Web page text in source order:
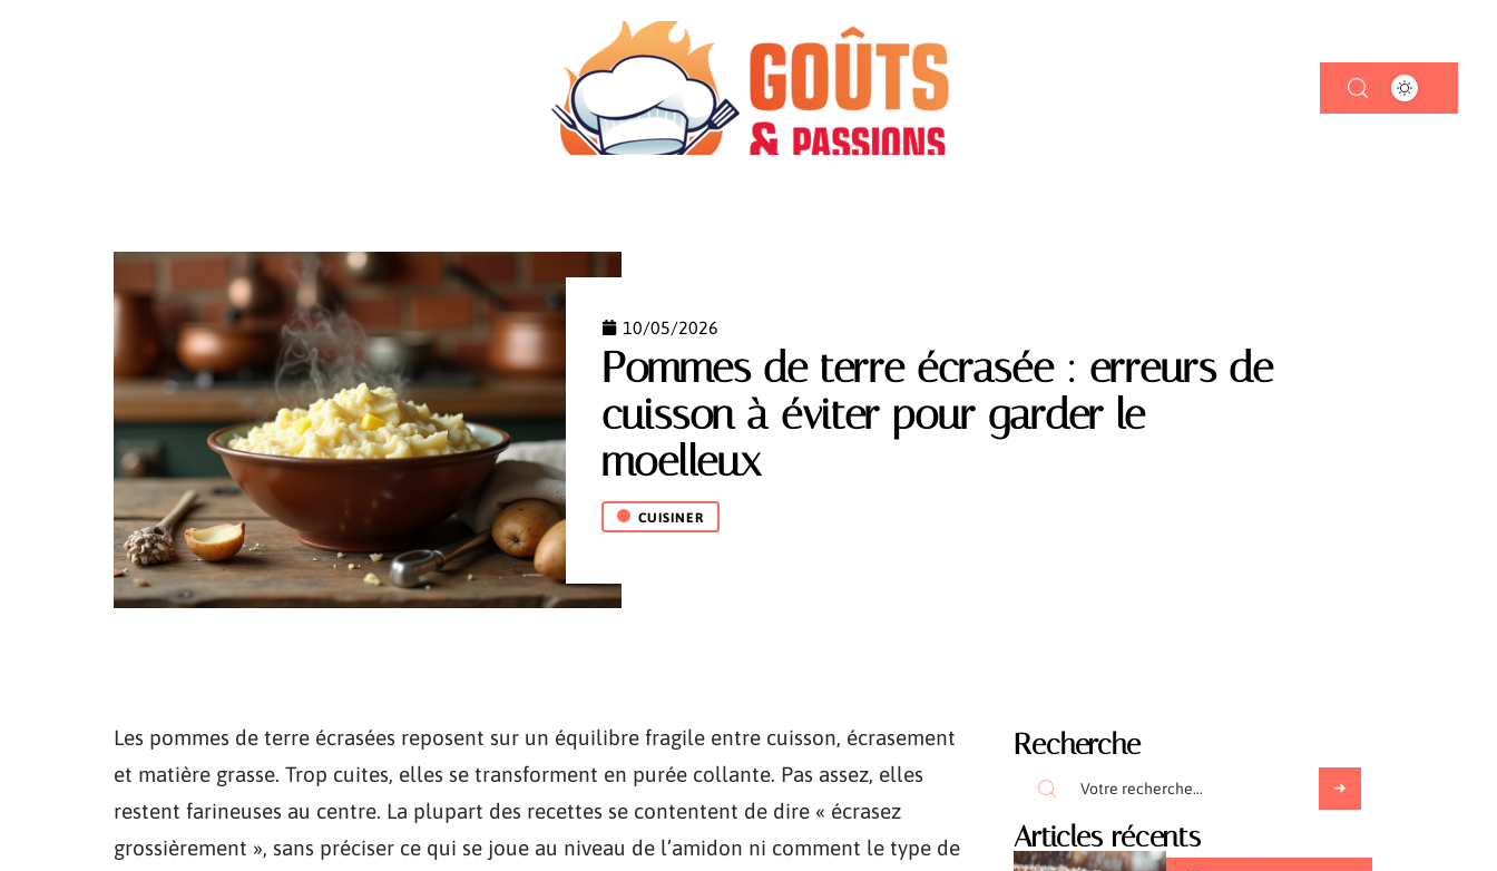
10/05/2026
Pommes de terre écrasée : erreurs de
cuisson à éviter pour garder le
moelleux
CUISINER
Les pommes de terre écrasées reposent sur un équilibre fragile entre cuisson, écrasement
et matière grasse. Trop cuites, elles se transforment en purée collante. Pas assez, elles
restent farineuses au centre. La plupart des recettes se contentent de dire « écrasez
grossièrement », sans préciser ce qui se joue au niveau de l’amidon ni comment le type de
Recherche
Articles récents